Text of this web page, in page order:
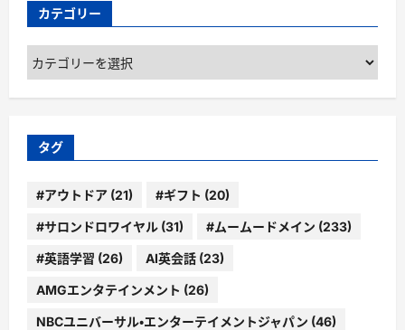
カテゴリー
カ
テ
ゴ
ー
タグ
#アウトドア (21) #ギフト (20)
#サロンドロワイヤル (31) #ムームードメイン (233)
#英語学習 (26) AI英会話 (23)
AMGエンタテインメント (26)
NBCユニバーサル・エンターテイメントジャパン (46)